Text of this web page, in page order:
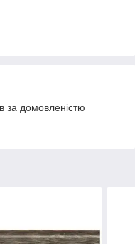
за домовленістю